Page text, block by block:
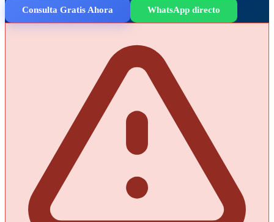
Consulta Gratis Ahora WhatsApp directo